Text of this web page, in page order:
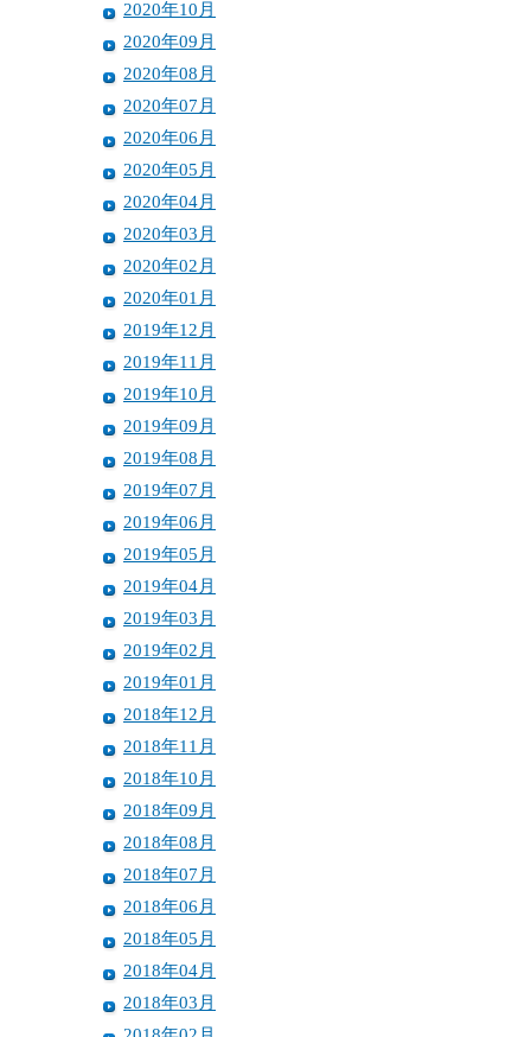
2020年10月
2020年09月
2020年08月
2020年07月
2020年06月
2020年05月
2020年04月
2020年03月
2020年02月
2020年01月
2019年12月
2019年11月
2019年10月
2019年09月
2019年08月
2019年07月
2019年06月
2019年05月
2019年04月
2019年03月
2019年02月
2019年01月
2018年12月
2018年11月
2018年10月
2018年09月
2018年08月
2018年07月
2018年06月
2018年05月
2018年04月
2018年03月